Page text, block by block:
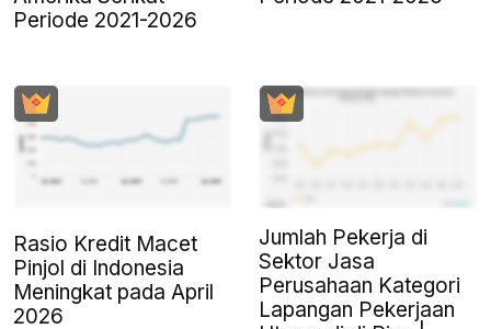
Periode 2021-2026
Rasio Kredit Macet
Pinjol di Indonesia
Meningkat pada April
2026
Jumlah Pekerja di
Sektor Jasa
Perusahaan Kategori
Lapangan Pekerjaan